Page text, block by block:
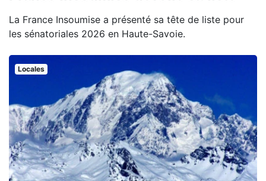
La France Insoumise a présenté sa tête de liste pour
les sénatoriales 2026 en Haute-Savoie.
Locales